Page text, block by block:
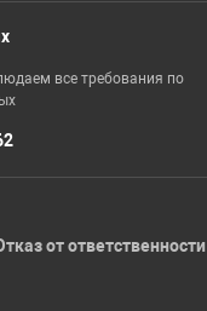
все требования по
от ответственности